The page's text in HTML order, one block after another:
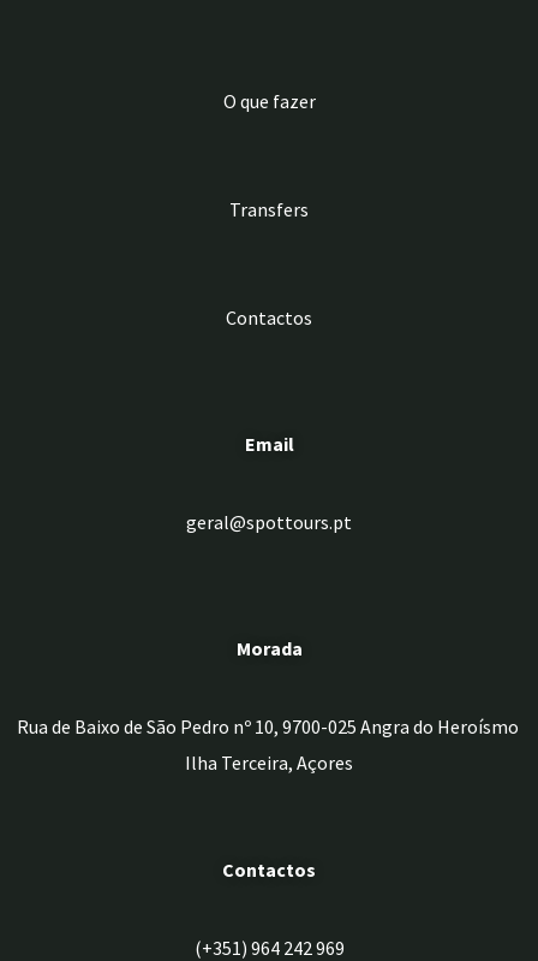
O que fazer
Transfers
Contactos
Email
geral@spottours.pt
Morada
Rua de Baixo de São Pedro nº 10, 9700-025 Angra do Heroísmo
Ilha Terceira, Açores
Contactos
(+351) 964 242 969